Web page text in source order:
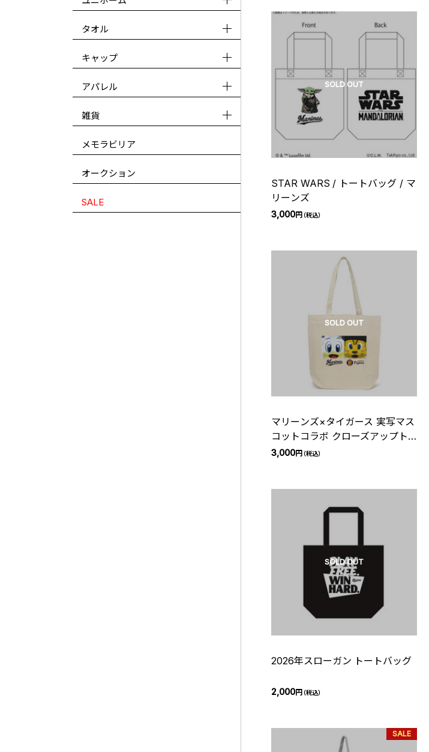
タオル
キャップ
アパレル
雑貨
メモラビリア
オークション
SALE
SOLD OUT
STAR WARS / トートバッグ / マ
リーンズ
3,000円（税込）
SOLD OUT
マリーンズ×タイガース 実写マス
コットコラボ クローズアップト
ートバッグ
3,000円（税込）
SOLD OUT
2026年スローガン トートバッグ
2,000円（税込）
SALE